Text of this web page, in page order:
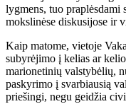
lygmens, tuo praplėsdami
mokslinėse diskusijose ir
Kaip matome, vietoje
subyrėjimo į kelias ar
marionetinių valstybėlių,
paskyrimo į svarbiausią
priešingi, negu geidžia